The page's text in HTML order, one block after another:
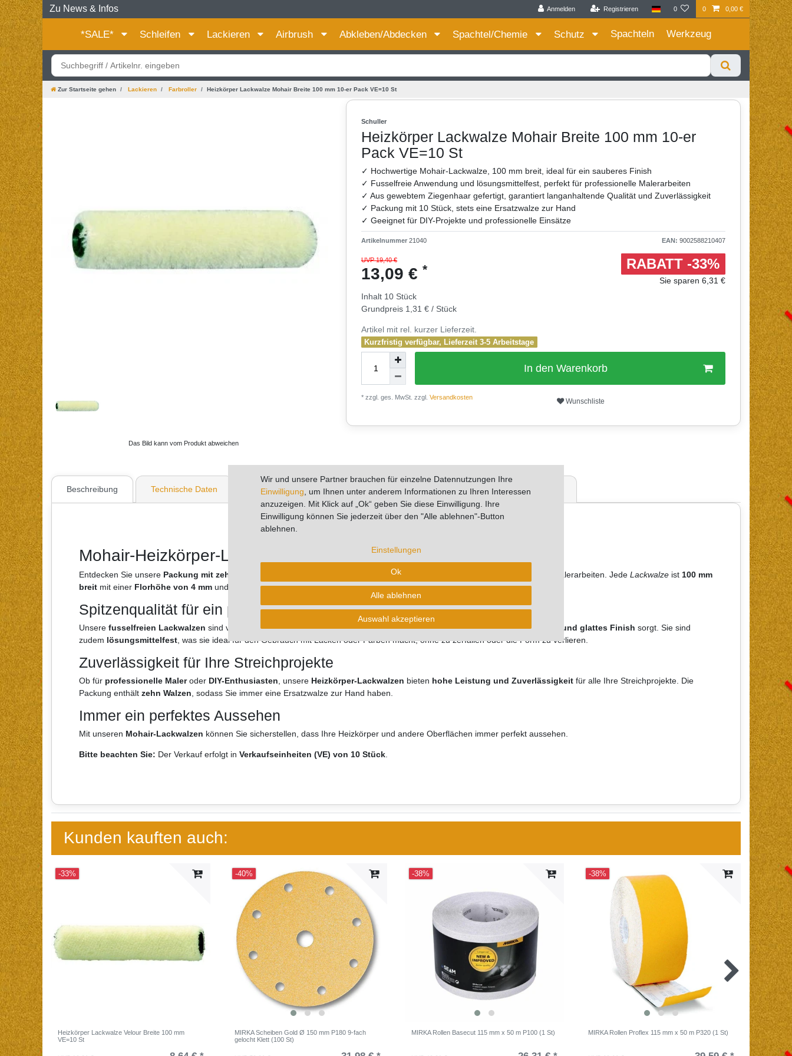
Zu News & Infos Anmelden Registrieren 0 0 0,00 €
Für bessere Preise HIER registrieren! Zum Privatkunden Shop bitte hier klicken
*SALE* Schleifen Lackieren Airbrush Abkleben/Abdecken Spachtel/Chemie Schutz Spachteln Werkzeug
Zur Startseite gehen Lackieren Farbroller Heizkörper Lackwalze Mohair Breite 100 mm 10-er Pack VE=10 St
Das Bild kann vom Produkt abweichen
Schuller
Heizkörper Lackwalze Mohair Breite 100 mm 10-er
Pack VE=10 St
✓ Hochwertige Mohair-Lackwalze, 100 mm breit, ideal für ein sauberes Finish
✓ Fusselfreie Anwendung und lösungsmittelfest, perfekt für professionelle Malerarbeiten
✓ Aus gewebtem Ziegenhaar gefertigt, garantiert langanhaltende Qualität und Zuverlässigkeit
✓ Packung mit 10 Stück, stets eine Ersatzwalze zur Hand
✓ Geeignet für DIY-Projekte und professionelle Einsätze
Artikelnummer 21040 EAN: 9002588210407
UVP 19,40 €
13,09 € *
Inhalt 10 Stück
Grundpreis 1,31 € / Stück
RABATT -33%
Sie sparen 6,31 €
Artikel mit rel. kurzer Lieferzeit.
Kurzfristig verfügbar, Lieferzeit 3-5 Arbeitstage
In den Warenkorb
* zzgl. ges. MwSt. zzgl.
Versandkosten
Wunschliste
Beschreibung Technische Daten Weitere Details Hersteller Fragen zum Artikel Bewertungen
Mohair-Heizkörper-Lackwalzen für Profis und DIY
Entdecken Sie unsere Packung mit zehn Mohair-Heizkörper-Lackwalzen , ideal für ein sauberes und glattes Finish bei Ihren Malerarbeiten. Jede Lackwalze ist 100 mm
breit mit einer Florhöhe von 4 mm und aus hochwertigem, gewebtem Ziegenhaargefertigt.
Spitzenqualität für ein perfektes Ergebnis
Unsere fusselfreien Lackwalzen sind von Spitzenqualitätund garantieren einefusselfreie Anwendung, die für einsauberes und glattes Finish sorgt. Sie sind
zudem lösungsmittelfest , was sie ideal für den Gebrauch mit Lacken oder Farben macht, ohne zu zerfallen oder die Form zu verlieren.
Zuverlässigkeit für Ihre Streichprojekte
Ob für professionelle Maleroder DIY-Enthusiasten , unsere Heizkörper-Lackwalzen bieten hohe Leistung und Zuverlässigkeit für alle Ihre Streichprojekte. Die
Packung enthält zehn Walzen , sodass Sie immer eine Ersatzwalze zur Hand haben.
Immer ein perfektes Aussehen
Mit unseren Mohair-Lackwalzen können Sie sicherstellen, dass Ihre Heizkörper und andere Oberflächen immer perfekt aussehen.
Bitte beachten Sie: Der Verkauf erfolgt in Verkaufseinheiten (VE) von 10 Stück
Kunden kauften auch:
-33%
Heizkörper Lackwalze Velour Breite 100 mm
VE=10 St
-40%
MIRKA Scheiben Gold Ø 150 mm P180 9-fach
gelocht Klett (100 St)
-38%
MIRKA Rollen Basecut 115 mm x 50 m P100 (1 St)
-38%
MIRKA Rollen Proflex 115 mm x 50 m P320 (1 St)
-40%
MIRKA
15-Loch
Wir und unsere Partner brauchen für einzelne Datennutzungen Ihre
Einwilligung, um Ihnen unter anderem Informationen zu Ihren Interessen
anzuzeigen. Mit Klick auf „Ok“ geben Sie diese Einwilligung. Ihre
Einwilligung können Sie jederzeit über den "Alle ablehnen"-Button
ablehnen.
Einstellungen
Ok
Alle ablehnen
Auswahl akzeptieren